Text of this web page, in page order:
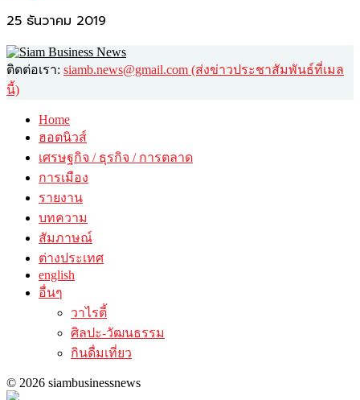
25 ธันวาคม 2019
ติดต่อเรา: siamb.news@gmail.com (ส่งข่าวประชาสัมพันธ์ที่เมล
นี้)
Home
ฮอตนิวส์
เศรษฐกิจ / ธุรกิจ / การตลาด
การเมือง
รายงาน
บทความ
สัมภาษณ์
ต่างประเทศ
english
อื่นๆ
วาไรตี้
ศิลปะ-วัฒนธรรม
กินดื่มเที่ยว
© 2026 siambusinessnews